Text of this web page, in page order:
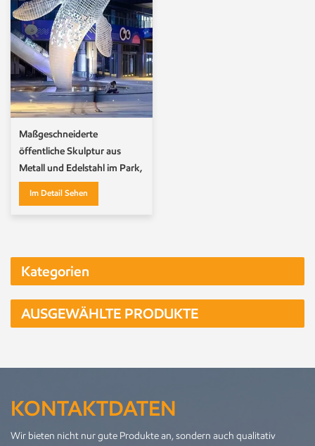
Maßgeschneiderte
öffentliche Skulptur aus
Metall und Edelstahl im Park,
Nachtszenenskulptur
Im Detail Sehen
Kategorien
AUSGEWÄHLTE PRODUKTE
KONTAKTDATEN
Wir bieten nicht nur gute Produkte an, sondern auch qualitativ